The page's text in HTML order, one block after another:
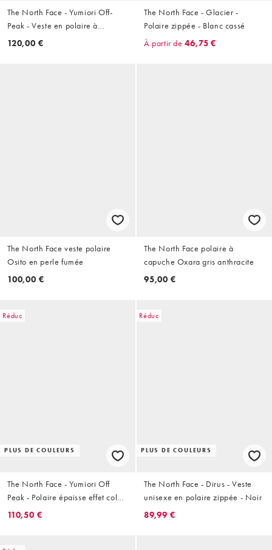
The North Face - Yumiori Off-
Peak - Veste en polaire à
fermeture éclair - Noir
120,00 €
The North Face - Glacier -
Polaire zippée - Blanc cassé
À partir de 46,75 €
The North Face veste polaire
Osito en perle fumée
100,00 €
The North Face polaire à
capuche Oxara gris anthracite
95,00 €
Réduc
PLUS DE COULEURS
The North Face - Yumiori Off
Peak - Polaire épaisse effet color
block à fermeture éclair - Blanc
110,50 €
Réduc
PLUS DE COULEURS
The North Face - Dirus - Veste
unisexe en polaire zippée - Noir
89,99 €